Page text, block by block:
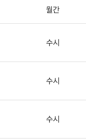
월간
수시
수시
수시